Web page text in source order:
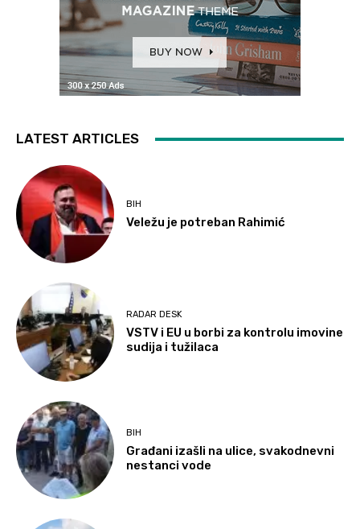
LATEST ARTICLES
BIH
Veležu je potreban Rahimić
RADAR DESK
VSTV i EU u borbi za kontrolu imovine
sudija i tužilaca
BIH
Građani izašli na ulice, svakodnevni
nestanci vode